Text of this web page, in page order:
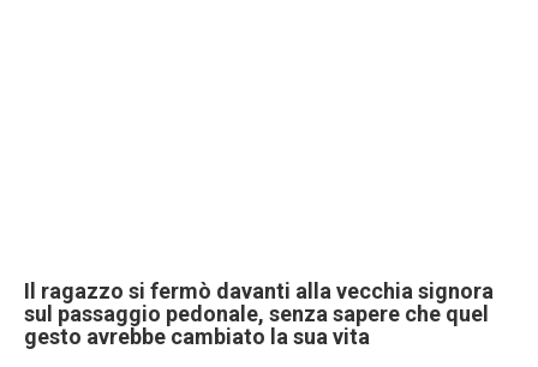
Il ragazzo si fermò davanti alla vecchia signora
sul passaggio pedonale, senza sapere che quel
gesto avrebbe cambiato la sua vita